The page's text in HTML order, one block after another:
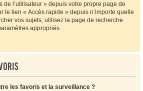
de l’utilisateur » depuis votre propre page de
le lien « Accès rapide » depuis n’importe quelle
vos sujets, utilisez la page de recherche
appropriés.
les favoris et la surveillance ?